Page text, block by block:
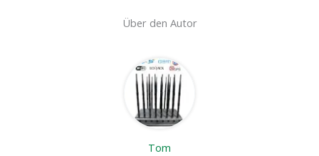
Über den Autor
Tom